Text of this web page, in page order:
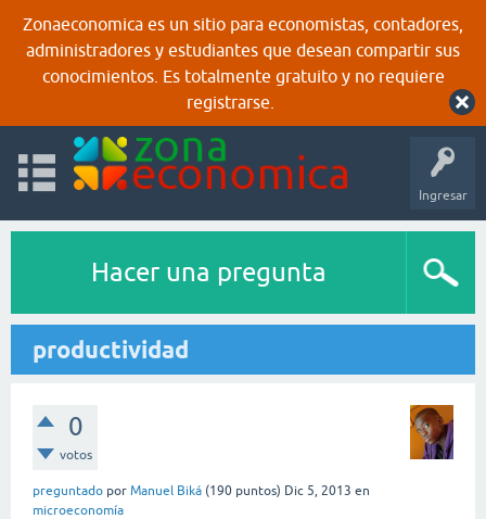
Zonaeconomica es un sitio para economistas, contadores,
administradores y estudiantes que desean compartir sus
conocimientos. Es totalmente gratuito y no requiere
registrarse.
Ingresar
Hacer una pregunta
productividad
0
votos
preguntado por Manuel Biká (190 puntos) Dic 5, 2013 en
microeconomía